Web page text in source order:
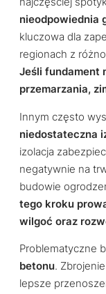
nieodpowiednia
kluczowa dla
regionach z
Jeśli fundament
przemarzania,
Innym często
niedostateczna
izolacja
negatywnie na
budowie
tego kroku
wilgoć oraz
Problematyczne
betonu.
lepsze